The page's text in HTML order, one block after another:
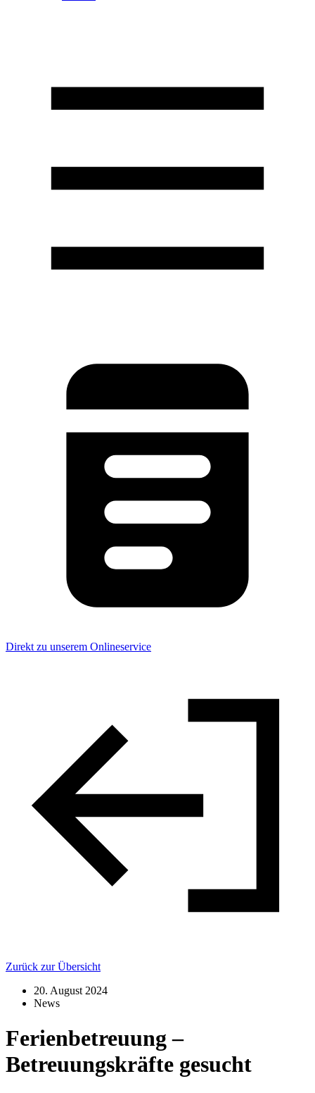
Direkt zu unserem Onlineservice
Zurück zur Übersicht
20. August 2024
News
Ferienbetreuung –
Betreuungskräfte gesucht